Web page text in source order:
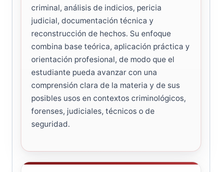
criminal, análisis de indicios, pericia
judicial, documentación técnica y
reconstrucción de hechos. Su enfoque
combina base teórica, aplicación práctica y
orientación profesional, de modo que el
estudiante pueda avanzar con una
comprensión clara de la materia y de sus
posibles usos en contextos criminológicos,
forenses, judiciales, técnicos o de
seguridad.